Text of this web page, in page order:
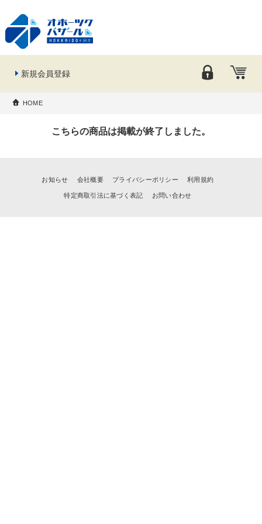
新規会員登録
HOME
こちらの商品は掲載が終了しました。
お知らせ 会社概要 プライバシーポリシー 利用規約
特定商取引法に基づく表記 お問い合わせ